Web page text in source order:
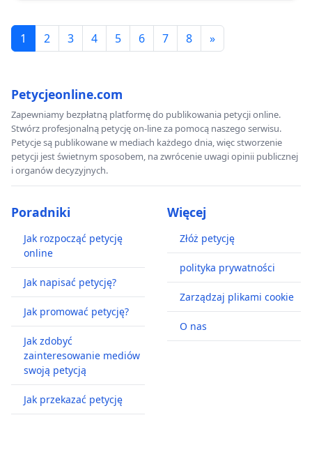
1 2 3 4 5 6 7 8 »
Petycjeonline.com
Zapewniamy bezpłatną platformę do publikowania petycji online.
Stwórz profesjonalną petycję on-line za pomocą naszego serwisu.
Petycje są publikowane w mediach każdego dnia, więc stworzenie
petycji jest świetnym sposobem, na zwrócenie uwagi opinii publicznej
i organów decyzyjnych.
Poradniki
Jak rozpocząć petycję
online
Jak napisać petycję?
Jak promować petycję?
Jak zdobyć
zainteresowanie mediów
swoją petycją
Jak przekazać petycję
Więcej
Złóż petycję
polityka prywatności
Zarządzaj plikami cookie
O nas